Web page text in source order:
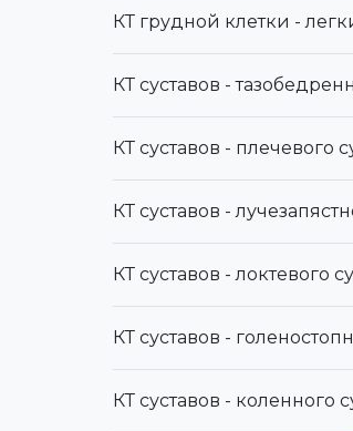
КТ грудной клетки -
КТ суставов -
КТ суставов - плечевого
КТ суставов -
КТ суставов - локтевого
КТ суставов -
КТ суставов - коленного